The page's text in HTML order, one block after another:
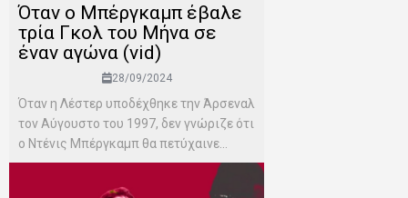
Όταν ο Μπέργκαμπ έβαλε
τρία Γκολ του Μήνα σε
έναν αγώνα (vid)
28/09/2024
Όταν η Λέστερ υποδέχθηκε την Άρσεναλ
τον Αύγουστο του 1997, δεν γνώριζε ότι
ο Ντένις Μπέργκαμπ θα πετύχαινε...